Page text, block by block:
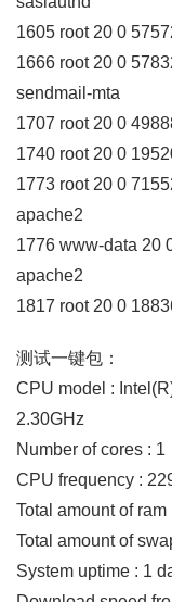
1605 root 20 0
1666 root 20 0
sendmail-mta
1707 root 20 0
1740 root 20 0
1773 root 20 0
apache2
1776 www-data 20
apache2
1817 root 20 0
测试一键包：
CPU model :
2.30GHz
Number of cores : 1
CPU frequency :
Total amount of ram
Total amount of
System uptime : 1